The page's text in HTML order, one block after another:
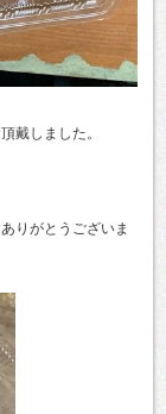
戴しました。
りがとうございま